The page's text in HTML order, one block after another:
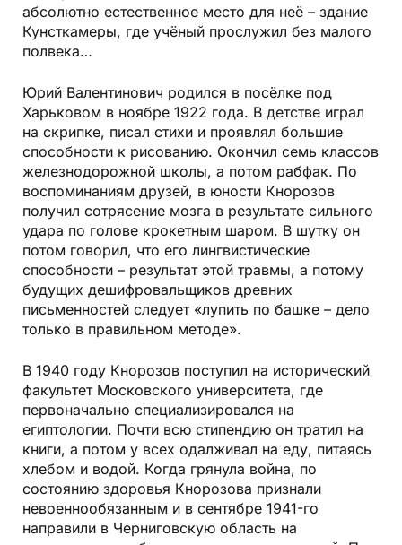
абсолютно естественное место для неё – здание
Кунсткамеры, где учёный прослужил без малого
полвека…
Юрий Валентинович родился в посёлке под
Харьковом в ноябре 1922 года. В детстве играл
на скрипке, писал стихи и проявлял большие
способности к рисованию. Окончил семь классов
железнодорожной школы, а потом рабфак. По
воспоминаниям друзей, в юности Кнорозов
получил сотрясение мозга в результате сильного
удара по голове крокетным шаром. В шутку он
потом говорил, что его лингвистические
способности – результат этой травмы, а потому
будущих дешифровальщиков древних
письменностей следует «лупить по башке – дело
только в правильном методе».
В 1940 году Кнорозов поступил на исторический
факультет Московского университета, где
первоначально специализировался на
египтологии. Почти всю стипендию он тратил на
книги, а потом у всех одалживал на еду, питаясь
хлебом и водой. Когда грянула война, по
состоянию здоровья Кнорозова признали
невоеннообязанным и в сентябре 1941-го
направили в Черниговскую область на